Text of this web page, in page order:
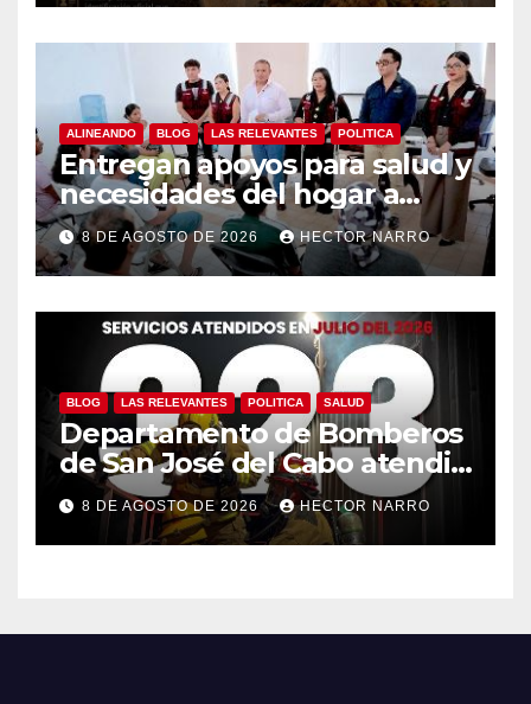
local con beneficios para
residentes de BCS
ALINEANDO BLOG LAS RELEVANTES POLITICA
Entregan apoyos para salud y
necesidades del hogar a
familias de Cabo San Lucas
8 DE AGOSTO DE 2026 HECTOR NARRO
BLOG LAS RELEVANTES POLITICA SALUD
Departamento de Bomberos
de San José del Cabo atendió
323 emergencias durante
julio
8 DE AGOSTO DE 2026 HECTOR NARRO